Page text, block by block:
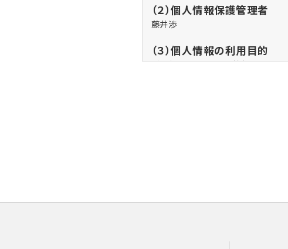
（２）個人情報保護管理者
藤井渉
（３）個人情報の利用目的
ご入力いただいた個人情報は、お問